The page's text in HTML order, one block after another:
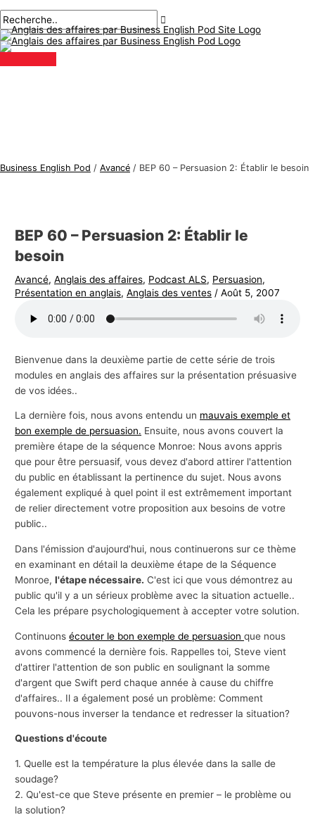
au
contenu
principal
Business English Pod / Avancé / BEP 60 – Persuasion 2: Établir le besoin
BEP 60 – Persuasion 2: Établir le
besoin
Avancé,Anglais des affaires, Podcast ALS, Persuasion,
Présentation en anglais,Anglais des ventes /Août 5, 2007
Bienvenue dans la deuxième partie de cette série de trois
modules en anglais des affaires sur la présentation présuasive
de vos idées..
La dernière fois, nous avons entendu un mauvais exemple et
bon exemple de persuasion. Ensuite, nous avons couvert la
première étape de la séquence Monroe: Nous avons appris
que pour être persuasif, vous devez d'abord attirer l'attention
du public en établissant la pertinence du sujet. Nous avons
également expliqué à quel point il est extrêmement important
de relier directement votre proposition aux besoins de votre
public..
Dans l'émission d'aujourd'hui, nous continuerons sur ce thème
en examinant en détail la deuxième étape de la Séquence
Monroe,l'étape nécessaire. C'est ici que vous démontrez au
public qu'il y a un sérieux problème avec la situation actuelle..
Cela les prépare psychologiquement à accepter votre solution.
Continuonsécouter le bon exemple de persuasionque nous
avons commencé la dernière fois. Rappelles toi, Steve vient
d'attirer l'attention de son public en soulignant la somme
d'argent que Swift perd chaque année à cause du chiffre
d'affaires.. Il a également posé un problème: Comment
pouvons-nous inverser la tendance et redresser la situation?
Questions d'écoute
1. Quelle est la température la plus élevée dans la salle de
soudage?
2. Qu'est-ce que Steve présente en premier – le problème ou
la solution?
des
articles
ici..
mail*
S
u
j
e
a
s
d
f
i
r
e
s
R
e
c
h